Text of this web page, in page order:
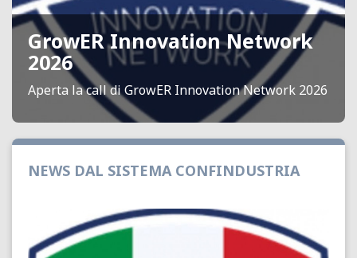
GrowER Innovation Network
2026
Aperta la call di GrowER Innovation Network 2026
NEWS DAL SISTEMA CONFINDUSTRIA